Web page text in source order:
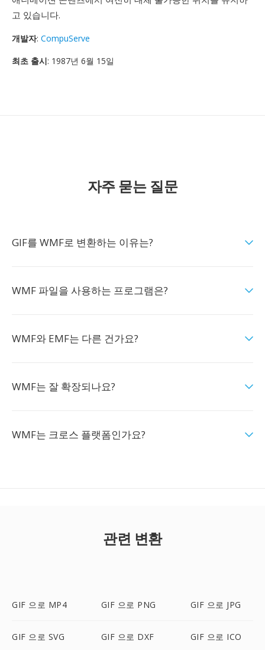
고 있습니다.
개발자: CompuServe
최초 출시: 1987년 6월 15일
자주 묻는 질문
GIF를 WMF로 변환하는 이유는?
WMF 파일을 사용하는 프로그램은?
WMF와 EMF는 다른 건가요?
WMF는 잘 확장되나요?
WMF는 크로스 플랫폼인가요?
관련 변환
GIF 으로 MP4 GIF 으로 PNG GIF 으로 JPG
GIF 으로 SVG GIF 으로 DXF GIF 으로 ICO